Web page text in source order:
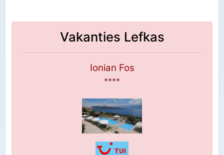
Vakanties Lefkas
Ionian Fos
****